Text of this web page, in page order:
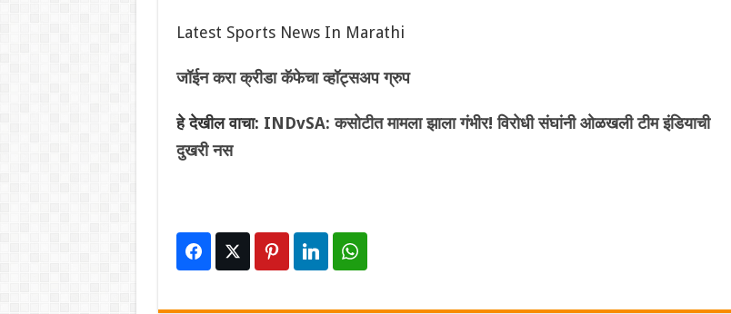
Latest Sports News In Marathi
जॉईन करा क्रीडा कॅफेचा व्हॉट्सअप ग्रुप
हे देखील वाचा: INDvSA: कसोटीत मामला झाला गंभीर! विरोधी संघांनी ओळखली टीम इंडियाची
दुखरी नस